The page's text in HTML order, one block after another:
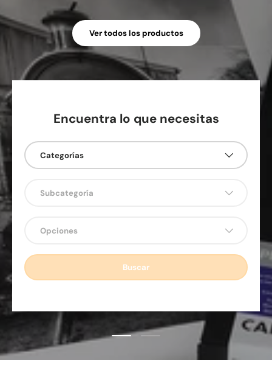
Ver todos los productos
Cargar diapositiva 1 de 2
Cargar diapositiva 2 de 2
Encuentra lo que necesitas
Categorías
Subcategoría
Opciones
Buscar